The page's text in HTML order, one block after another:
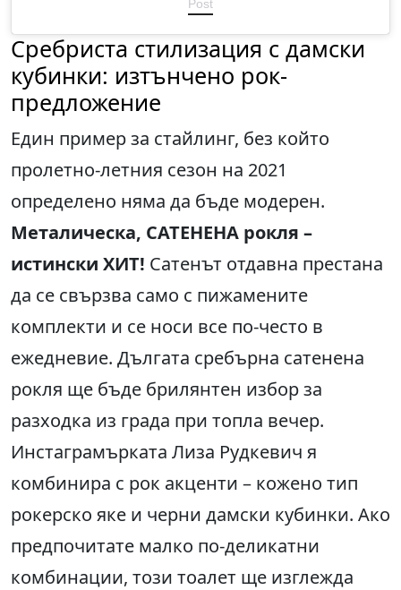
Post
Сребриста стилизация с дамски
кубинки: изтънчено рок-
предложение
Един пример за стайлинг, без който
пролетно-летния сезон на 2021
определено няма да бъде модерен.
Металическа, САТЕНЕНА рокля –
истински ХИТ! Сатенът отдавна престана
да се свързва само с пижамените
комплекти и се носи все по-често в
ежедневие. Дългата сребърна сатенена
рокля ще бъде брилянтен избор за
разходка из града при топла вечер.
Инстаграмърката Лиза Рудкевич я
комбинира с рок акценти – кожено тип
рокерско яке и черни дамски кубинки. Ако
предпочитате малко по-деликатни
комбинации, този тоалет ще изглежда